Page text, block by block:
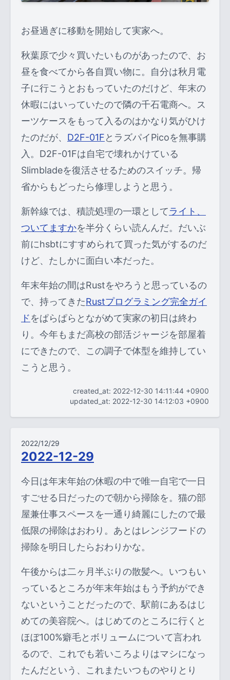
お昼過ぎに移動を開始して実家へ。
秋葉原で少々買いたいものがあったので、お
昼を食べてから各自買い物に。自分は秋月電
子に行こうとおもっていたのだけど、年末の
休暇にはいっていたので隣の千石電商へ。ス
ーツケースをもって入るのはかなり気がひけ
たのだが、 D2F-01FとラズパイPicoを無事購
入。D2F-01Fは自宅で壊れかけている
Slimbladeを復活させるためのスイッチ。帰
省からもどったら修理しようと思う。
新幹線では、積読処理の一環としてライト、
ついてますかを半分くらい読んんだ。だいぶ
前にhsbtにすすめられて買った気がするのだ
けど、たしかに面白い本だった。
年末年始の間はRustをやろうと思っているの
で、持ってきたRustプログラミング完全ガイ
ドをぱらぱらとながめて実家の初日は終わ
り。今年もまだ高校の部活ジャージを部屋着
にできたので、この調子で体型を維持してい
こうと思う。
created_at: 2022-12-30 14:11:44 +0900
updated_at: 2022-12-30 14:12:03 +0900
2022/12/29
2022-12-29
今日は年末年始の休暇の中で唯一自宅で一日
すごせる日だったので朝から掃除を。猫の部
屋兼仕事スペースを一通り綺麗にしたので最
低限の掃除はおわり。あとはレンジフードの
掃除を明日したらおわりかな。
午後からは二ヶ月半ぶりの散髪へ。いつもい
っているところが年末年始はもう予約ができ
ないということだったので、駅前にあるはじ
めての美容院へ。はじめてのところに行くと
ほぼ100%癖毛とボリュームについて言われ
るので、これでも若いころよりはマシになっ
たんだという、これまたいつものやりとり